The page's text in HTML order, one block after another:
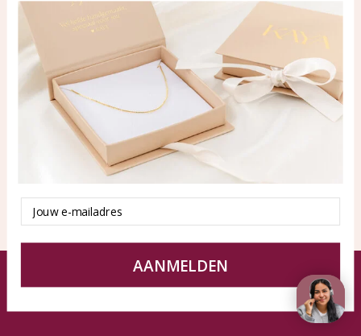
klantenservice@kayasierade
Producten
Alle producten
Nieuwe producten
KAYA Sieraden
Over ons
Samenwerken?
Tips en Advies
Duurzaamheid
© KAYA Sieraden
Algemene voorwaarden Disclaimer Privacy Policy Sitemap
Email
AANMELDEN